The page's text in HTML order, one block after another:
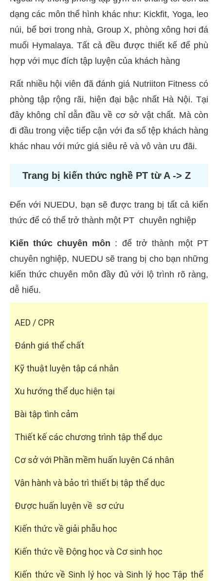
dạng các môn thể hình khác như: Kickfit, Yoga, leo
núi, bể bơi trong nhà, Group X, phòng xông hơi đá
muối Hymalaya. Tất cả đều được thiết kế để phù
hợp với mục đích tập luyện của khách hàng
Rất nhiều hội viên đã đánh giá Nutriiton Fitness có
phòng tập rộng rãi, hiện đại bậc nhất Hà Nội. Tại
đây không chỉ dẫn đầu về cơ sở vật chất. Mà còn
đi đầu trong việc tiếp cận với đa số tệp khách hàng
khác nhau với mức giá siêu rẻ và vô vàn ưu đãi.
Trang bị kiến thức nghề PT từ A -> Z
Đến với NUEDU, bạn sẽ được trang bị tất cả kiến
thức để có thể trở thành một PT chuyên nghiệp
Kiến thức chuyên môn : để trở thành một PT
chuyên nghiệp, NUEDU sẽ trang bị cho bạn những
kiến thức chuyên môn đầy đủ với lộ trình rõ ràng,
dễ hiểu.
AED / CPR
Đánh giá thể chất
Kỹ thuật luyện tập cá nhân
Xu hướng thể dục hiện tại
Bài tập tình cảm
Thiết kế các chương trình tập thể dục
Cơ sở với Phần mềm huấn luyện Cá nhân
Vận hành và bảo trì thiết bị tập thể dục
Được huấn luyện về sơ cứu
Kiến thức về giải phẫu học
Kiến thức về Động học và Cơ sinh học
Kiến thức về Sinh lý học và Sinh lý học Tập thể